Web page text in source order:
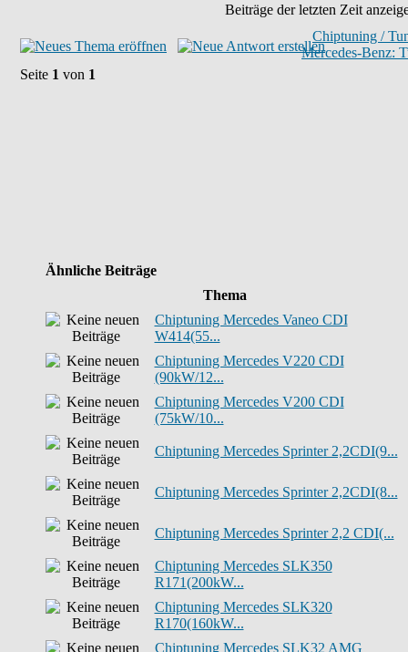
Beiträge der letzten Zeit
Chiptuning /
Mercedes-Benz:
Seite 1 von 1
Ähnliche Beiträge
Thema
Chiptuning Mercedes Vaneo CDI
W414(55...
Chiptuning Mercedes V220 CDI
(90kW/12...
Chiptuning Mercedes V200 CDI
(75kW/10...
Chiptuning Mercedes Sprinter 2,2CDI(9...
Chiptuning Mercedes Sprinter 2,2CDI(8...
Chiptuning Mercedes Sprinter 2,2 CDI(...
Chiptuning Mercedes SLK350
R171(200kW...
Chiptuning Mercedes SLK320
R170(160kW...
Chiptuning Mercedes SLK32 AMG